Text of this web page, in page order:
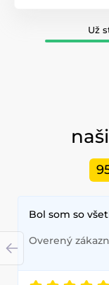
Už
Bol som so
Overený